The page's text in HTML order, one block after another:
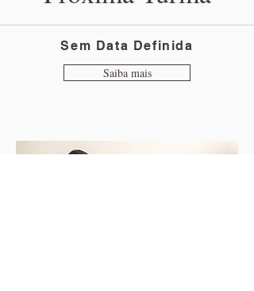
Sem Data Definida
Saiba mais